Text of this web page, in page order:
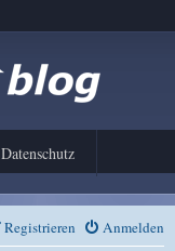
Datenschutz
Anmelden
Registrieren